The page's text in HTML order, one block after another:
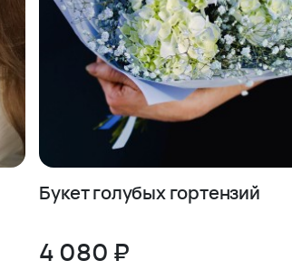
Букет голубых гортензий
4 080 ₽